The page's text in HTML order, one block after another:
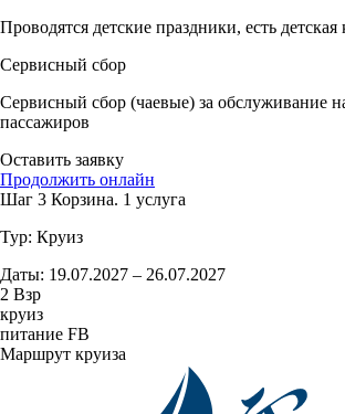
Проводятся детские праздники, есть детская
Сервисный сбор
Сервисный сбор (чаевые) за обслуживание
пассажиров
Оставить заявку
Продолжить онлайн
Шаг 3 Корзина. 1 услуга
Тур: Круиз
Даты: 19.07.2027 – 26.07.2027
2 Взр
круиз
питание FB
Маршрут круиза